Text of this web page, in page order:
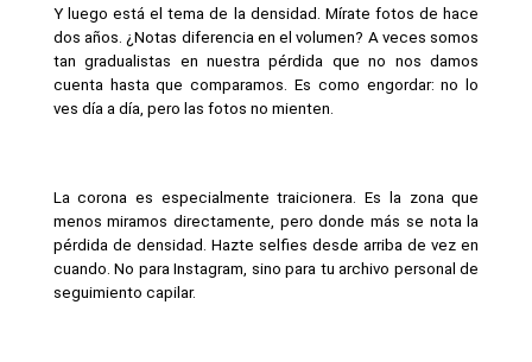
Y luego está el tema de la densidad. Mírate fotos de hace
dos años. ¿Notas diferencia en el volumen? A veces somos
tan gradualistas en nuestra pérdida que no nos damos
cuenta hasta que comparamos. Es como engordar: no lo
ves día a día, pero las fotos no mienten.
La corona es especialmente traicionera. Es la zona que
menos miramos directamente, pero donde más se nota la
pérdida de densidad. Hazte selfies desde arriba de vez en
cuando. No para Instagram, sino para tu archivo personal de
seguimiento capilar.